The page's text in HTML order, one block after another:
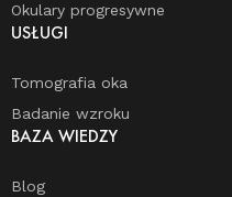
Okulary progresywne
USŁUGI
Tomografia oka
Badanie wzroku
BAZA WIEDZY
Blog